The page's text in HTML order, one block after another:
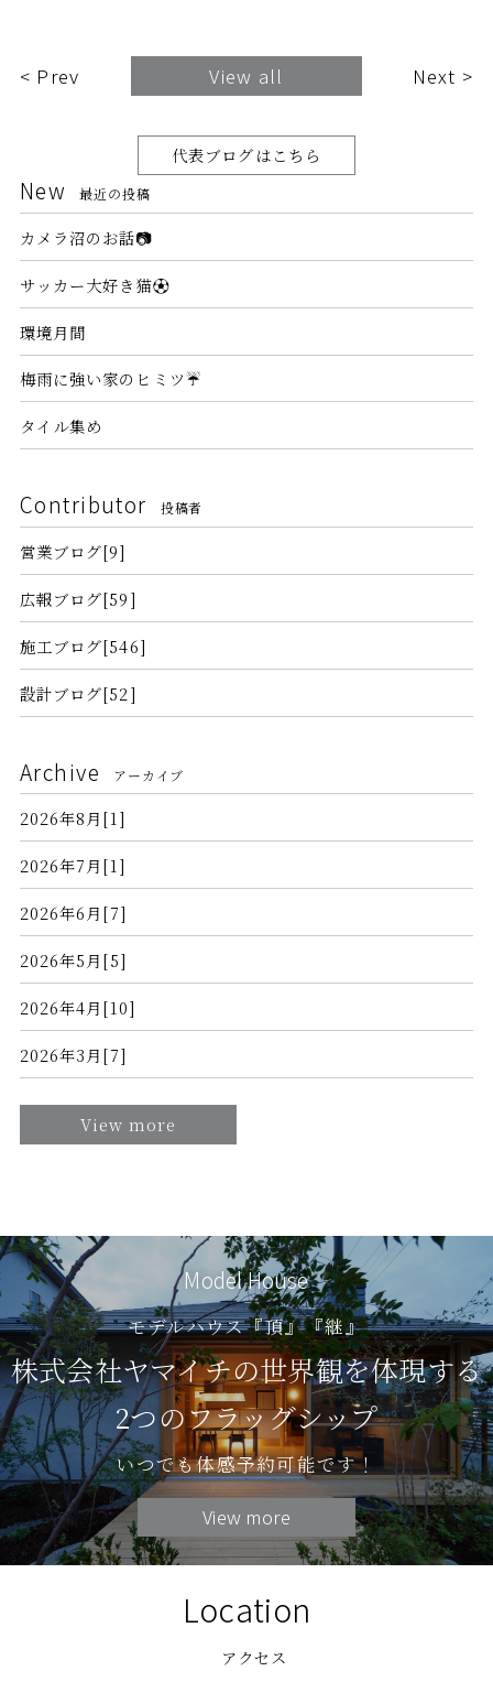
< Prev View all Next >
代表ブログはこちら
New 最近の投稿
カメラ沼のお話📷
サッカー大好き猫⚽
環境月間
梅雨に強い家のヒミツ☔
タイル集め
Contributor 投稿者
営業ブログ[9]
広報ブログ[59]
施工ブログ[546]
設計ブログ[52]
Archive アーカイブ
2026年8月[1]
2026年7月[1]
2026年6月[7]
2026年5月[5]
2026年4月[10]
2026年3月[7]
View more
Model House
モデルハウス『頂』『継』
株式会社ヤマイチの世界観を体現する
2つのフラッグシップ
いつでも体感予約可能です！
View more
Location
アクセス